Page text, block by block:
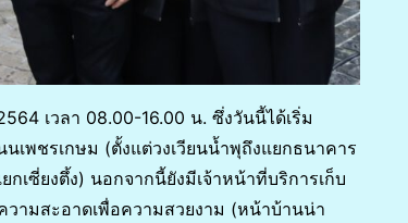
เวลา 08.00-16.00 น. ซึ่งวันนี้ได้เริ่ม
พชรเกษม (ตั้งแต่วงเวียนน้ำพุถึงแยกธนาคาร
เซี่ยงตึ้ง) นอกจากนี้ยังมีเจ้าหน้าที่บริการเก็บ
ามสะอาดเพื่อความสวยงาม (หน้าบ้านน่า